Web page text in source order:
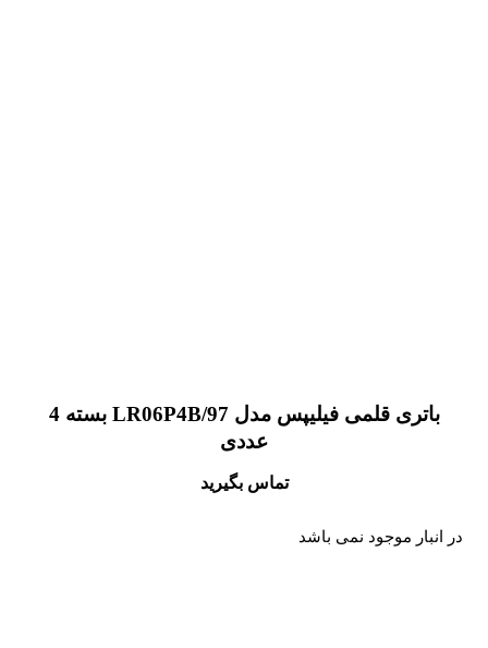
باتری قلمی فیلیپس مدل LR06P4B/97 بسته 4
عددی
تماس بگیرید
در انبار موجود نمی باشد